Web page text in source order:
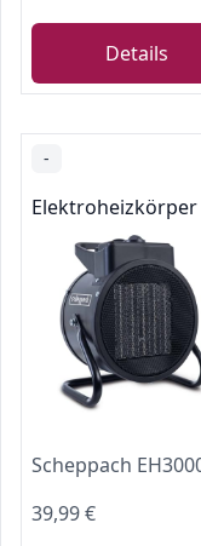
Details
-
Elektroheizkörper
39,99 €